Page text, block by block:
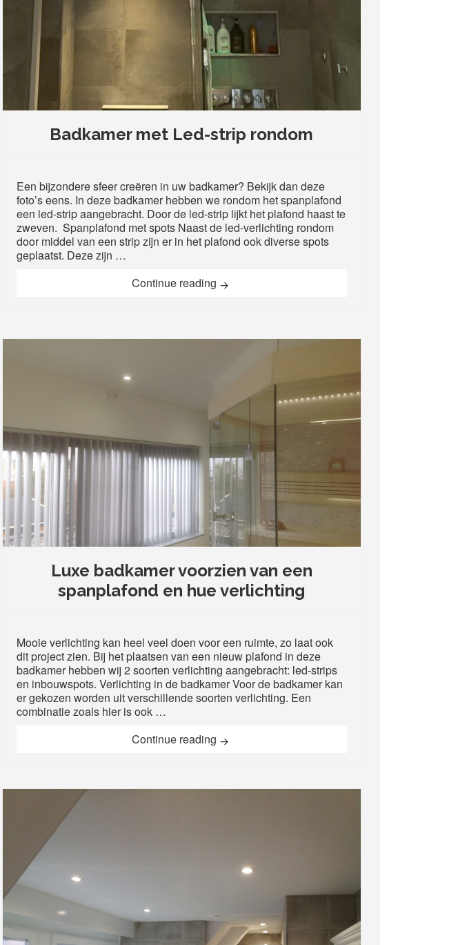
Badkamer met Led-strip rondom
Een bijzondere sfeer creëren in uw badkamer? Bekijk dan deze
foto’s eens. In deze badkamer hebben we rondom het spanplafond
een led-strip aangebracht. Door de led-strip lijkt het plafond haast te
zweven. Spanplafond met spots Naast de led-verlichting rondom
door middel van een strip zijn er in het plafond ook diverse spots
geplaatst. Deze zijn …
Continue reading Badkamer met Led-strip rondom
Luxe badkamer voorzien van een
spanplafond en hue verlichting
Mooie verlichting kan heel veel doen voor een ruimte, zo laat ook
dit project zien. Bij het plaatsen van een nieuw plafond in deze
badkamer hebben wij 2 soorten verlichting aangebracht: led-strips
en inbouwspots. Verlichting in de badkamer Voor de badkamer kan
er gekozen worden uit verschillende soorten verlichting. Een
combinatie zoals hier is ook …
Continue reading Luxe badkamer voorzien van een spanplafond